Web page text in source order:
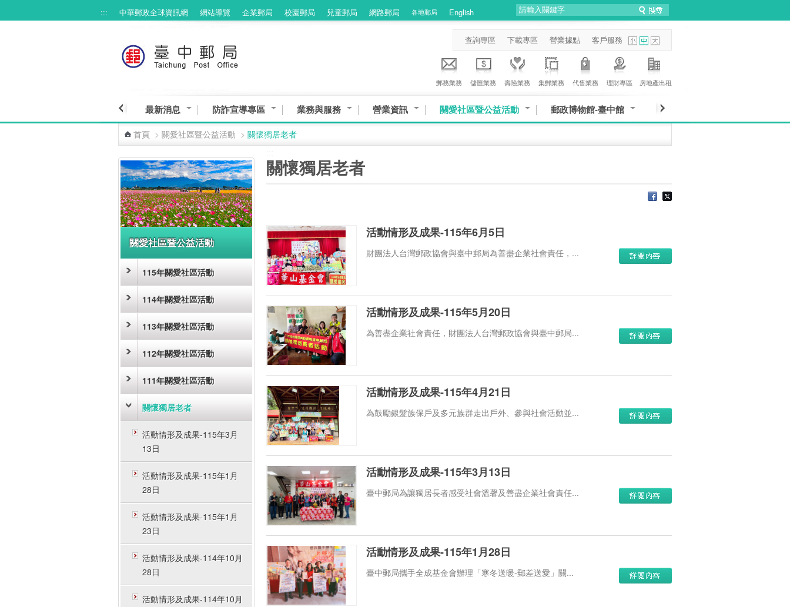
::: 中華郵政全球資訊網 網站導覽 企業郵局 校園郵局 兒童郵局 網路郵局 各地郵局 English
查詢專區 下載專區 營業據點 客戶服務
郵務業務 儲匯業務 壽險業務 集郵業務 代售業務 理財專區 房地產出租
最新消息 防詐宣導專區 業務與服務 營業資訊 關愛社區暨公益活動 郵政博物館-臺中館
首頁 > 關愛社區暨公益活動 > 關懷獨居老者
關愛社區暨公益活動
115年關愛社區活動
114年關愛社區活動
113年關愛社區活動
112年關愛社區活動
111年關愛社區活動
關懷獨居老者
活動情形及成果-115年3月
13日
活動情形及成果-115年1月
28日
活動情形及成果-115年1月
23日
活動情形及成果-114年10月
28日
活動情形及成果-114年10月
關懷獨居老者
活動情形及成果-115年6月5日
財團法人台灣郵政協會與臺中郵局為善盡企業社會責任，...
活動情形及成果-115年5月20日
為善盡企業社會責任，財團法人台灣郵政協會與臺中郵局...
活動情形及成果-115年4月21日
為鼓勵銀髮族保戶及多元族群走出戶外、參與社會活動並...
活動情形及成果-115年3月13日
臺中郵局為讓獨居長者感受社會溫馨及善盡企業社會責任...
活動情形及成果-115年1月28日
臺中郵局攜手全成基金會辦理「寒冬送暖-郵差送愛」關...